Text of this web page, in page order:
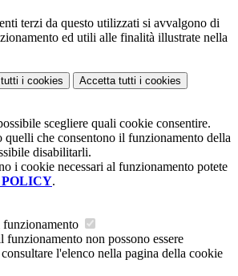
terzi da questo utilizzati si avvalgono di
ed utili alle finalità illustrate nella
i cookies Accetta tutti i cookies
scegliere quali cookie consentire.
quelli che consentono il funzionamento della
disabilitarli.
i cookie necessari al funzionamento potete
.
funzionamento
funzionamento non possono essere
l'elenco nella pagina della cookie